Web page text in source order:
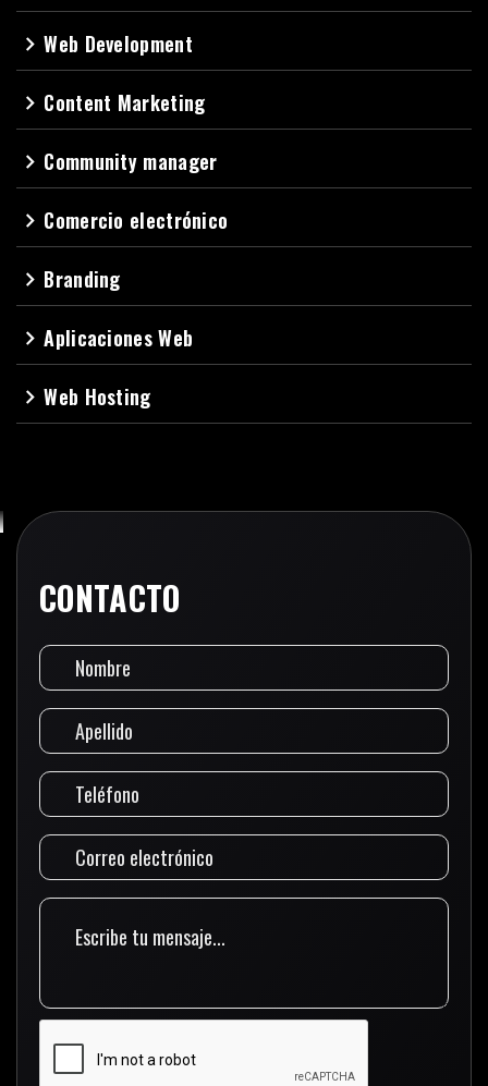
navigate_nextWeb Development
navigate_next Content Marketing
navigate_next Community manager
navigate_next Comercio electrónico
navigate_next Branding
navigate_nextAplicaciones Web
navigate_nextWeb Hosting
CONTACTO